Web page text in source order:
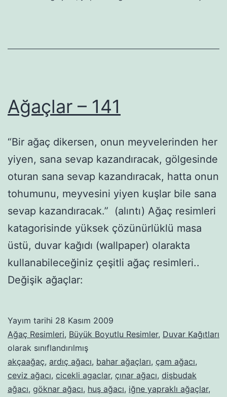
Ağaçlar – 141
“Bir ağaç dikersen, onun meyvelerinden her
yiyen, sana sevap kazandıracak, gölgesinde
oturan sana sevap kazandıracak, hatta onun
tohumunu, meyvesini yiyen kuşlar bile sana
sevap kazandıracak.” (alıntı) Ağaç resimleri
katagorisinde yüksek çözünürlüklü masa
üstü, duvar kağıdı (wallpaper) olarakta
kullanabileceğiniz çeşitli ağaç resimleri..
Değişik ağaçlar:
Yayım tarihi 28 Kasım 2009
Ağaç Resimleri, Büyük Boyutlu Resimler, Duvar Kağıtları
olarak sınıflandırılmış
akçaağaç, ardıç ağacı, bahar ağaçları, çam ağacı,
ceviz ağacı, cicekli agaclar, çınar ağacı, dişbudak
ağacı, göknar ağacı, huş ağacı, iğne yapraklı ağaçlar,